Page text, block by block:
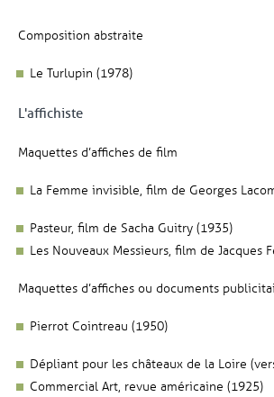
Composition abstraite
Le Turlupin (1978)
L'affichiste
Maquettes d’affiches de film
La Femme invisible, film de Georges
Pasteur, film de Sacha Guitry (1935)
Les Nouveaux Messieurs, film de Jacques
Maquettes d’affiches ou documents
Pierrot Cointreau (1950)
Dépliant pour les châteaux de la Loire
Commercial Art, revue américaine (1925)